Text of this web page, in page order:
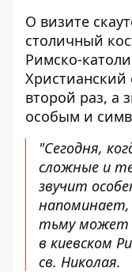
О визите
столичный
Римско-
второй раз, а
особым и
"Сегодня,
сложные и
звучит
тьму может
в киевском
св. Николая.